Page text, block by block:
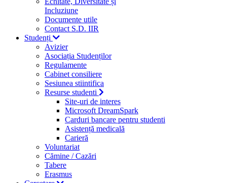
Incluziune
Documente utile
Contact S.D. IIR
Studenți
Avizier
Asociația Studenților
Regulamente
Cabinet consiliere
Sesiunea stiintifica
Resurse studenti
Site-uri de interes
Microsoft DreamSpark
Carduri bancare pentru studenti
Asistență medicală
Carieră
Voluntariat
Cămine / Cazări
Tabere
Erasmus